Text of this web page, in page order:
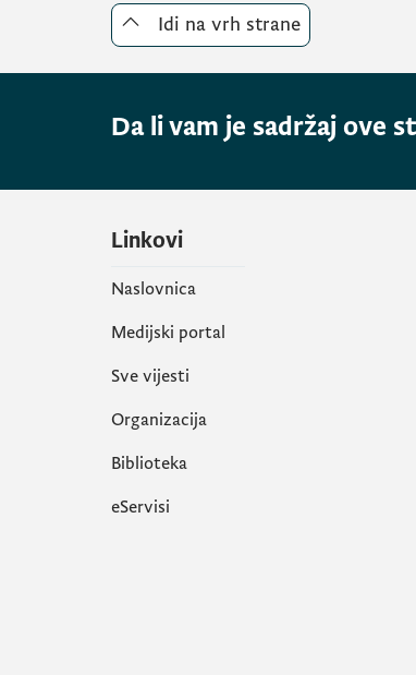
Idi na vrh strane
Da li vam je sadržaj ove
Linkovi
Naslovnica
Medijski portal
Sve vijesti
Organizacija
Biblioteka
eServisi